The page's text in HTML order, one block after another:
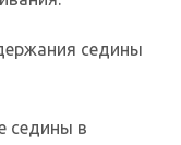
седины
седины в